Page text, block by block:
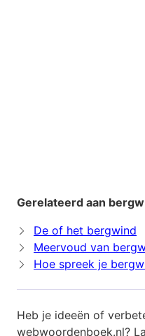
Gerelateerd aan
De of het bergwind
Meervoud van
Hoe spreek je
Heb je ideeën of
webwoordenboek.nl?